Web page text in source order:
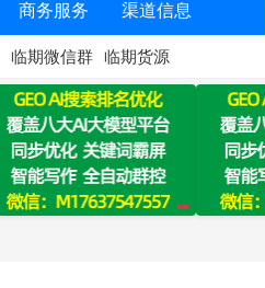
商务服务 渠道信息
临期微信群 临期货源